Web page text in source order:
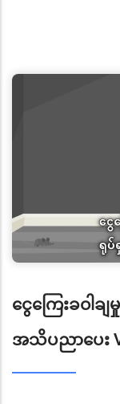
Diligence)စာ
မြန်မာနိုင်ငံအ
ရှိနေသေးသည့်
ဝန်ကြီးဌာနမျာ
ဆောင်ရွက်နိုင်ရန်
ရောက်‌ရောက် ဆ
၇။ Basel
Basel AML
အမှတ်စဉ် ၄၉ တွင်
ယားဒီမိုကရက်တ
ခြင်း မရှိသည်ကို တွ
သည့် နိုင်ငံတကာလို
ငွေကြေးခဝါ
အသိပညာပေး